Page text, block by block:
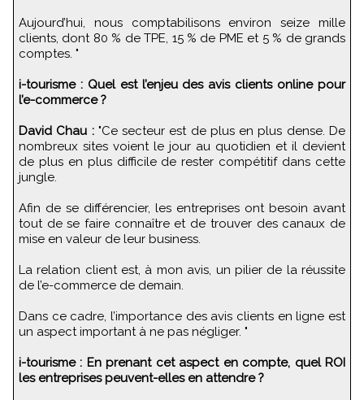
Aujourd’hui, nous comptabilisons environ seize mille
clients, dont 80 % de TPE, 15 % de PME et 5 % de grands
comptes. "
i-tourisme : Quel est l’enjeu des avis clients online pour
l’e-commerce ?
David Chau :"Ce secteur est de plus en plus dense. De
nombreux sites voient le jour au quotidien et il devient
de plus en plus difficile de rester compétitif dans cette
jungle.
Afin de se différencier, les entreprises ont besoin avant
tout de se faire connaître et de trouver des canaux de
mise en valeur de leur business.
La relation client est, à mon avis, un pilier de la réussite
de l’e-commerce de demain.
Dans ce cadre, l’importance des avis clients en ligne est
un aspect important à ne pas négliger. "
i-tourisme : En prenant cet aspect en compte, quel ROI
les entreprises peuvent-elles en attendre ?